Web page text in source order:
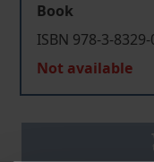
Book
ISBN 978-3-
Not available